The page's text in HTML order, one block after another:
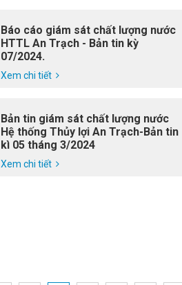
Báo cáo giám sát chất lượng nước
HTTL An Trạch - Bản tin kỳ
07/2024.
Xem chi tiết
Bản tin giám sát chất lượng nước
Hệ thống Thủy lợi An Trạch-Bản tin
kì 05 tháng 3/2024
Xem chi tiết